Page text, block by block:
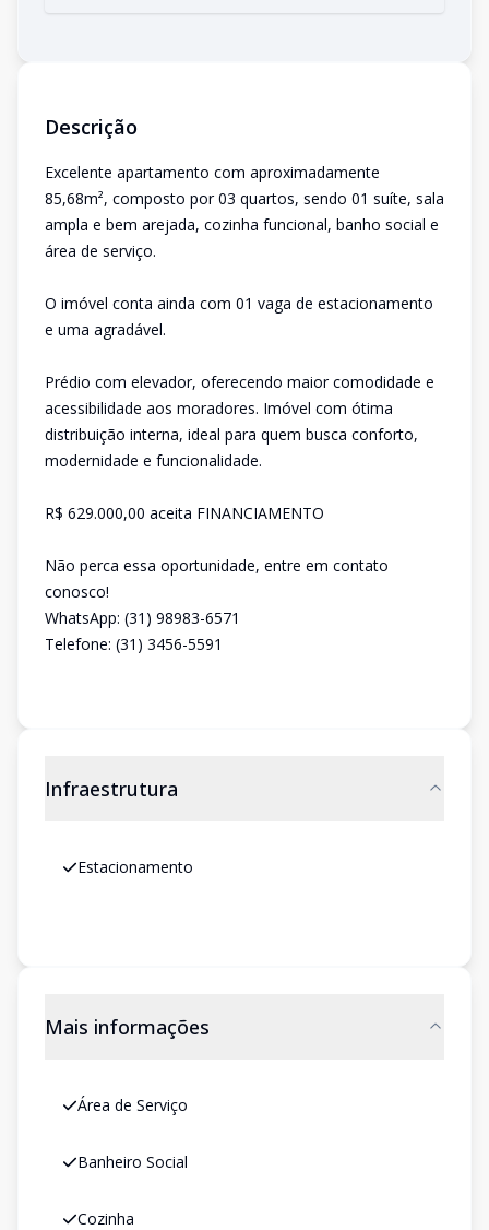
Descrição
Excelente apartamento com aproximadamente
85,68m², composto por 03 quartos, sendo 01 suíte, sala
ampla e bem arejada, cozinha funcional, banho social e
área de serviço.
O imóvel conta ainda com 01 vaga de estacionamento
e uma agradável.
Prédio com elevador, oferecendo maior comodidade e
acessibilidade aos moradores. Imóvel com ótima
distribuição interna, ideal para quem busca conforto,
modernidade e funcionalidade.
R$ 629.000,00 aceita FINANCIAMENTO
Não perca essa oportunidade, entre em contato
conosco!
WhatsApp: (31) 98983-6571
Telefone: (31) 3456-5591
Infraestrutura
Estacionamento
Mais informações
Área de Serviço
Banheiro Social
Cozinha